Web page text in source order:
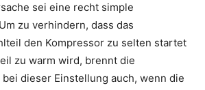
sei eine recht simple
zu verhindern, dass das
den Kompressor zu selten startet
zu warm wird, brennt die
dieser Einstellung auch, wenn die